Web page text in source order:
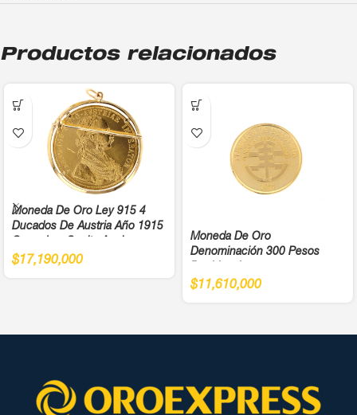
Productos relacionados
Moneda De Oro Ley 915 4
Ducados De Austria Año 1915
4,5Cm
$17,190,000
Moneda De Oro
Denominación 300 Pesos
Panamericanos Año 1971 Cali
$11,610,000